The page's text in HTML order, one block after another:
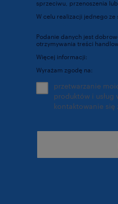
sprzeciwu, przenoszenia
W celu realizacji jednego
Podanie danych jest
otrzymywania treści
Więcej informacji:
Wyrażam zgodę na:
przetwarzanie
produktów i usług
kontaktowanie się